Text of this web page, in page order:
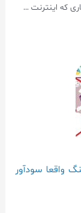
که اینترنت …
واقعا سودآور